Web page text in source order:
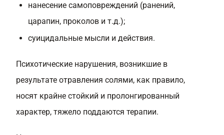
нанесение самоповреждений (ранений,
царапин, проколов и т.д.);
суицидальные мысли и действия.
Психотические нарушения, возникшие в
результате отравления солями, как правило,
носят крайне стойкий и пролонгированный
характер, тяжело поддаются терапии.